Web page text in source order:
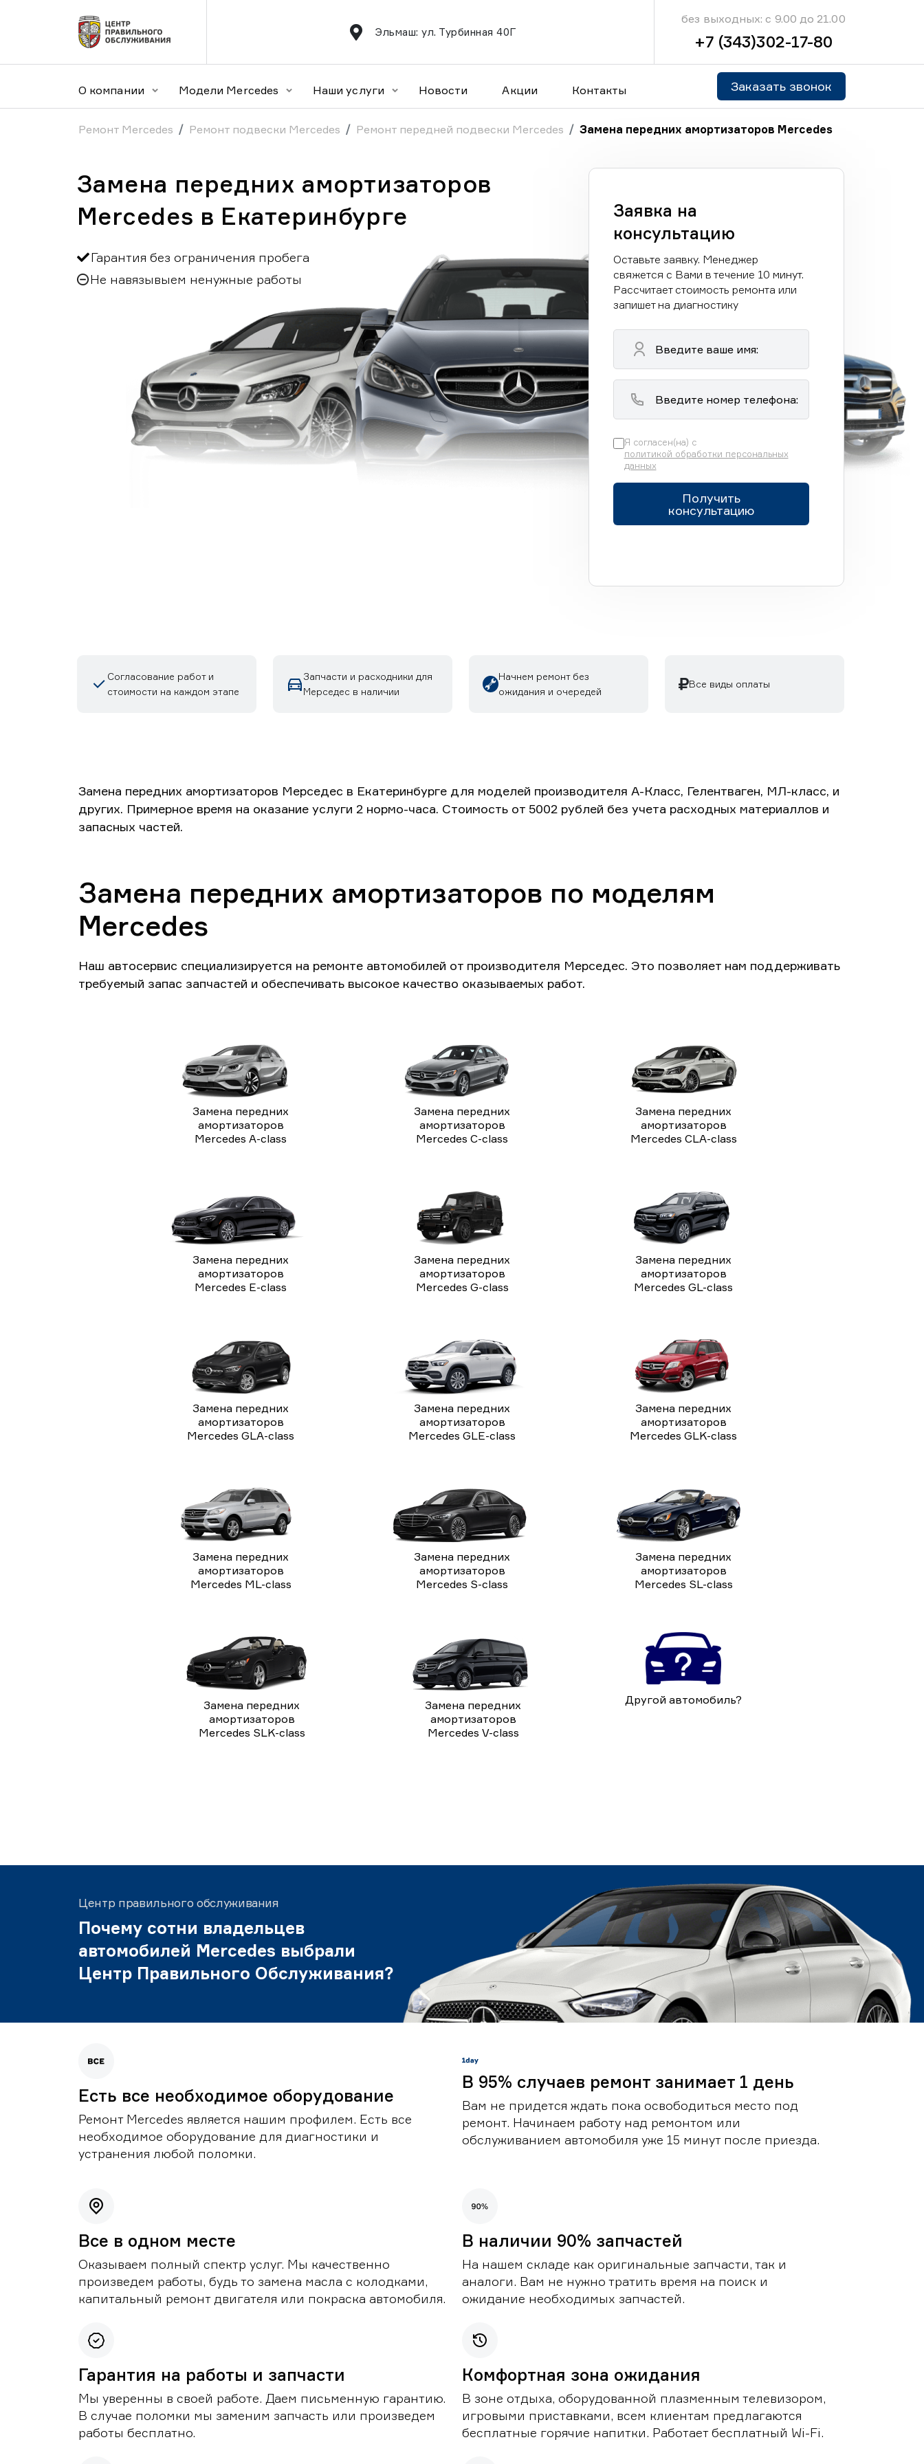
Эльмаш: ул. Турбинная 40Г
без выходных: с 9.00 до 21.00
+7 (343)302-17-80
О компании Модели Mercedes Наши услуги Новости Акции Контакты Заказать звонок
Ремонт Mercedes Ремонт подвески Mercedes Ремонт передней подвески Mercedes Замена передних амортизаторов Mercedes
Замена передних амортизаторов
Mercedes в Екатеринбурге
Гарантия без ограничения пробега
Не навязывыем ненужные работы
Заявка на
консультацию
Оставьте заявку. Менеджер
свяжется с Вами в течение 10 минут.
Рассчитает стоимость ремонта или
запишет на диагностику
Я согласен(на) с
политикой обработки персональных
данных
Получить
консультацию
Согласование работ и
стоимости на каждом этапе
Запчасти и расходники для
Мерседес в наличии
Начнем ремонт без
ожидания и очередей
Все виды оплаты
Замена передних амортизаторов Мерседес в Екатеринбурге для моделей производителя А-Класс, Гелентваген, МЛ-класс, и
других. Примерное время на оказание услуги 2 нормо-часа. Стоимость от 5002 рублей без учета расходных материаллов и
запасных частей.
Замена передних амортизаторов по моделям
Mercedes
Наш автосервис специализируется на ремонте автомобилей от производителя Мерседес. Это позволяет нам поддерживать
требуемый запас запчастей и обеспечивать высокое качество оказываемых работ.
Замена передних
амортизаторов
Mercedes A-class
Замена передних
амортизаторов
Mercedes C-class
Замена передних
амортизаторов
Mercedes CLA-class
Замена передних
амортизаторов
Mercedes E-class
Замена передних
амортизаторов
Mercedes G-class
Замена передних
амортизаторов
Mercedes GL-class
Замена передних
амортизаторов
Mercedes GLA-class
Замена передних
амортизаторов
Mercedes GLE-class
Замена передних
амортизаторов
Mercedes GLK-class
Замена передних
амортизаторов
Mercedes ML-class
Замена передних
амортизаторов
Mercedes S-class
Замена передних
амортизаторов
Mercedes SL-class
Замена передних
амортизаторов
Mercedes SLK-class
Замена передних
амортизаторов
Mercedes V-class
Другой автомобиль?
Центр правильного обслуживания
Почему сотни владельцев
автомобилей Mercedes выбрали
Центр Правильного Обслуживания?
Есть все необходимое оборудование
Ремонт Mercedes является нашим профилем. Есть все
необходимое оборудование для диагностики и
устранения любой поломки.
В 95% случаев ремонт занимает 1 день
Вам не придется ждать пока освободиться место под
ремонт. Начинаем работу над ремонтом или
обслуживанием автомобиля уже 15 минут после приезда.
Все в одном месте
Оказываем полный спектр услуг. Мы качественно
произведем работы, будь то замена масла с колодками,
капитальный ремонт двигателя или покраска автомобиля.
В наличии 90% запчастей
На нашем складе как оригинальные запчасти, так и
аналоги. Вам не нужно тратить время на поиск и
ожидание необходимых запчастей.
Гарантия на работы и запчасти
Мы уверенны в своей работе. Даем письменную гарантию.
В случае поломки мы заменим запчасть или произведем
работы бесплатно.
Комфортная зона ожидания
В зоне отдыха, оборудованной плазменным телевизором,
игровыми приставками, всем клиентам предлагаются
бесплатные горячие напитки. Работает бесплатный Wi-Fi.